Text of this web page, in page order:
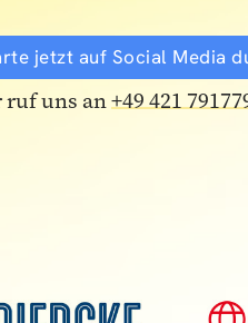
jetzt auf Social Media
ruf uns an+49 421